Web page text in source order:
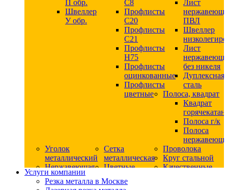
П обр.
Швеллер
У обр.
С8
Профлисты
С20
Профлисты
C21
Профлисты
Н75
Профлисты
оцинкованные
Профлисты
цветные
Лист
ПВЛ
Швеллер
Лист
без никеля
Дуплексная
сталь
Полоса, квадрат
Квадрат
Полоса г/к
Полоса
Уголок
металлический
Сетка
металлическая
Проволока
Круг стальной
Нержавеющая
сталь
Квадрат
Цветные
Шестигранник
Качественные
Услуги компании
Резка металла в Москве